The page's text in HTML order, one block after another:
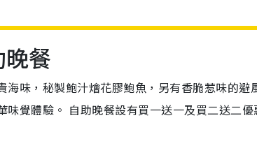
餐
味，秘製鮑汁燴花膠鮑魚，另有香脆惹味的避
覺體驗。 自助晚餐設有買一送一及買二送二優